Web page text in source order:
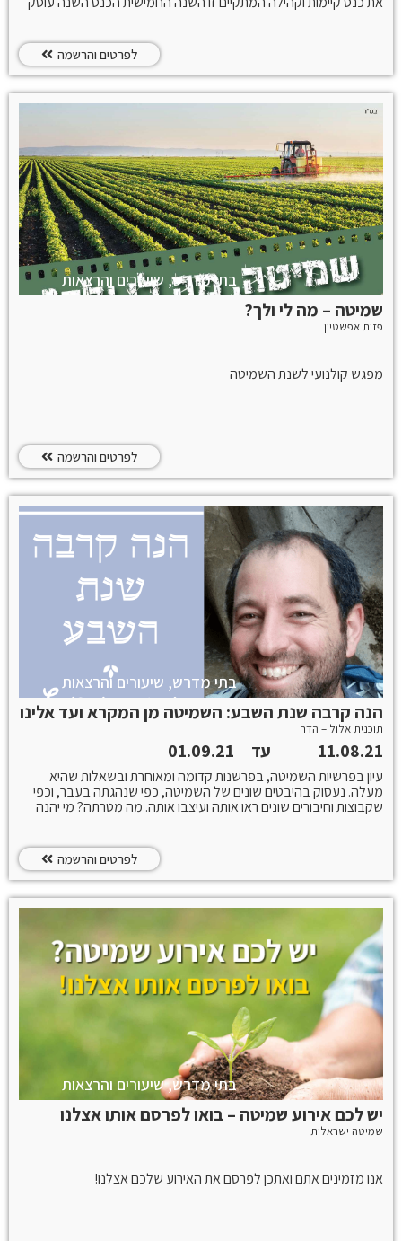
לפרטים והרשמה
בתי מדרש, שיעורים והרצאות
שמיטה – מה לי ולך?
פזית אפשטיין
מפגש קולנועי לשנת השמיטה
לפרטים והרשמה
בתי מדרש, שיעורים והרצאות
הנה קרבה שנת השבע: השמיטה מן המקרא ועד אלינו
תוכנית אלול – הדר
11.08.21 עד 01.09.21
עיון בפרשיות השמיטה, בפרשנות קדומה ומאוחרת ובשאלות שהיא
מעלה. נעסוק בהיבטים שונים של השמיטה, כפי שנהגתה בעבר, וכפי
שקבוצות וחיבורים שונים ראו אותה ועיצבו אותה. מה מטרתה? מי יהנה
לפרטים והרשמה
בתי מדרש, שיעורים והרצאות
יש לכם אירוע שמיטה – בואו לפרסם אותו אצלנו
שמיטה ישראלית
אנו מזמינים אתם ואתכן לפרסם את האירוע שלכם אצלנו!